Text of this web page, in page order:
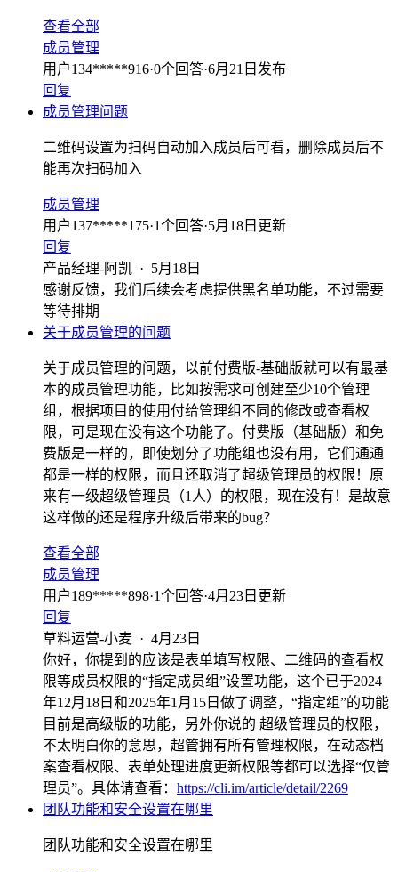
查看全部
成员管理
用户134*****916·0个回答·6月21日发布
回复
成员管理问题
二维码设置为扫码自动加入成员后可看，删除成员后不
能再次扫码加入
成员管理
用户137*****175·1个回答·5月18日更新
回复
产品经理-阿凯 · 5月18日
感谢反馈，我们后续会考虑提供黑名单功能，不过需要
等待排期
关于成员管理的问题
关于成员管理的问题，以前付费版-基础版就可以有最基
本的成员管理功能，比如按需求可创建至少10个管理
组，根据项目的使用付给管理组不同的修改或查看权
限，可是现在没有这个功能了。付费版（基础版）和免
费版是一样的，即使划分了功能组也没有用，它们通通
都是一样的权限，而且还取消了超级管理员的权限！原
来有一级超级管理员（1人）的权限，现在没有！是故意
这样做的还是程序升级后带来的bug？
查看全部
成员管理
用户189*****898·1个回答·4月23日更新
回复
草料运营-小麦 · 4月23日
你好，你提到的应该是表单填写权限、二维码的查看权
限等成员权限的“指定成员组”设置功能，这个已于2024
年12月18日和2025年1月15日做了调整，“指定组”的功能
目前是高级版的功能，另外你说的 超级管理员的权限，
不太明白你的意思，超管拥有所有管理权限，在动态档
案查看权限、表单处理进度更新权限等都可以选择“仅管
理员”。具体请查看： https://cli.im/article/detail/2269
团队功能和安全设置在哪里
团队功能和安全设置在哪里